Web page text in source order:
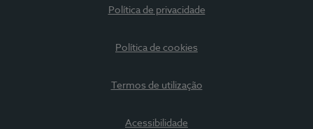
Política de privacidade
Política de cookies
Termos de utilização
Acessibilidade